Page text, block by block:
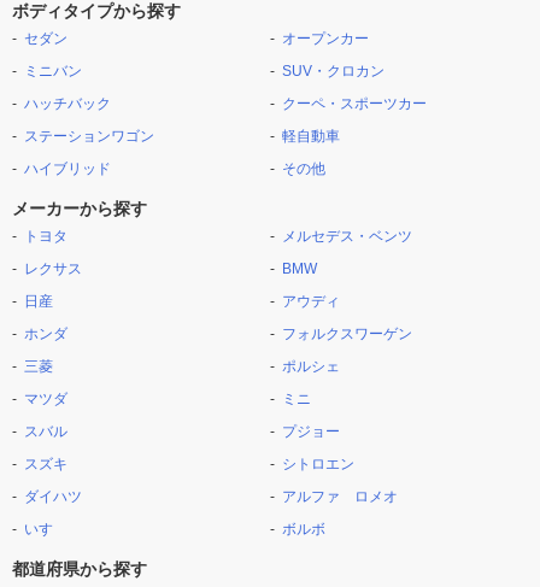
ボディタイプから探す
セダン
ミニバン
ハッチバック
ステーションワゴン
ハイブリッド
オープンカー
SUV・クロカン
クーペ・スポーツカー
軽自動車
その他
メーカーから探す
トヨタ
レクサス
日産
ホンダ
三菱
マツダ
スバル
スズキ
ダイハツ
いすゞ
メルセデス・ベンツ
BMW
アウディ
フォルクスワーゲン
ポルシェ
ミニ
プジョー
シトロエン
アルファ ロメオ
ボルボ
都道府県から探す